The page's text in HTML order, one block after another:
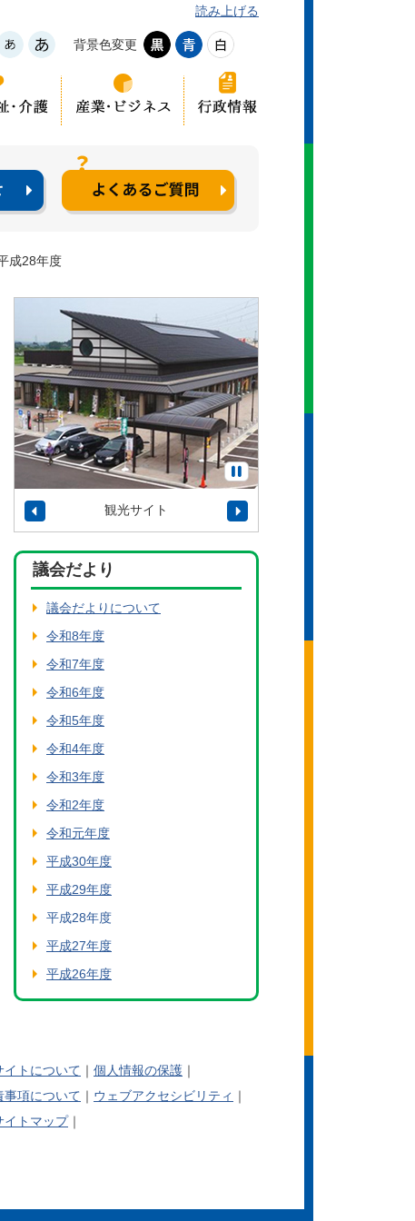
背景色変更
読み上げる
成28年度
観光サイト
議会だより
議会だよりについて
令和8年度
令和7年度
令和6年度
令和5年度
令和4年度
令和3年度
令和2年度
令和元年度
平成30年度
平成29年度
平成28年度
平成27年度
平成26年度
イトについて
個人情報の保護
事項について
ウェブアクセシビリティ
イトマップ